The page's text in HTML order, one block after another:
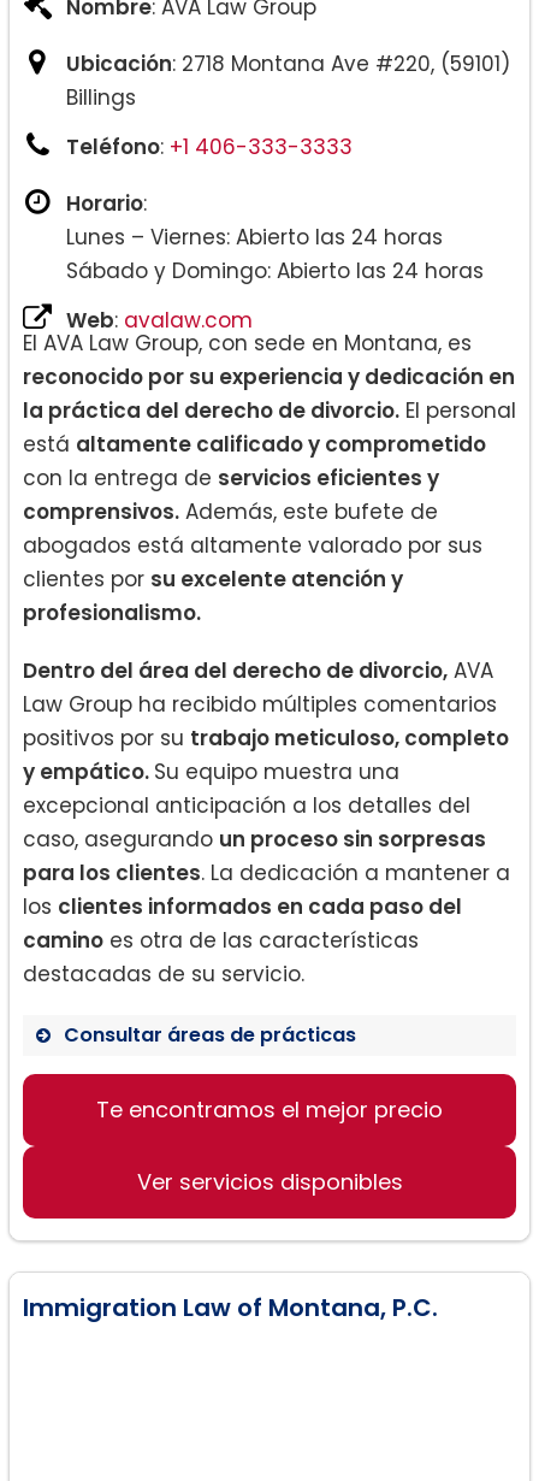
Nombre: AVA Law Group
Ubicación: 2718 Montana Ave #220, (59101)
Billings
Teléfono: +1 406-333-3333
Horario:
Lunes – Viernes: Abierto las 24 horas
Sábado y Domingo: Abierto las 24 horas
Web: avalaw.com
El AVA Law Group, con sede en Montana, es
reconocido por su experiencia y dedicación en
la práctica del derecho de divorcio. El personal
está altamente calificado y comprometido
con la entrega de servicios eficientes y
comprensivos. Además, este bufete de
abogados está altamente valorado por sus
clientes por su excelente atención y
profesionalismo.
Dentro del área del derecho de divorcio, AVA
Law Group ha recibido múltiples comentarios
positivos por su trabajo meticuloso, completo
y empático. Su equipo muestra una
excepcional anticipación a los detalles del
caso, asegurando un proceso sin sorpresas
para los clientes. La dedicación a mantener a
los clientes informados en cada paso del
camino es otra de las características
destacadas de su servicio.
Consultar áreas de prácticas
Derecho de divorcio
Litigios familiares
postnupcial
Pensión alimenticia y manutención
infantil
Custodia y visitación de menores
Te encontramos el mejor precio
Ver servicios disponibles
Immigration Law of Montana, P.C.